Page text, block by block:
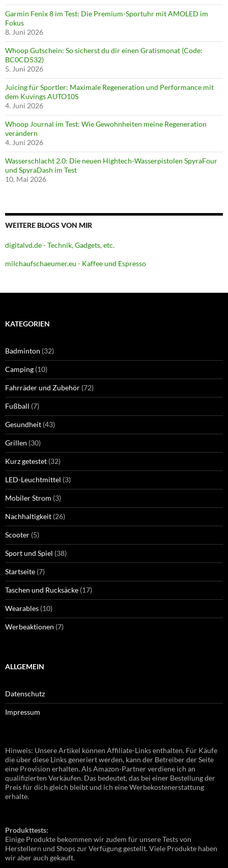
Garmin Fenix 8 im Test: Die Premium-Sportuhr mit AMOLED im
Fokus
8. Juni 2026
Whoop Gutschein: So sicherst du dir einen Gratismonat (Code:
BC0CD532)
5. Juni 2026
Juicing für Sportler: Maximale Regeneration und Performance mit
dem Kuvings AUTO10S
4. Juni 2026
Whoop Journal im Test: Wie Gewohnheiten meine Regeneration
verändern
4. Juni 2026
Wasserschlacht 2.0: Die neuen Hightech-Wasserpistolen SpyraFour
und SpyraDash im Test
10. Mai 2026
WEITERE BLOGS VON MIR
digitalvd.de - Technik, Gadgets, etc.
milchaufschaeumer.eu - Kaffee und Espresso
KATEGORIEN
Badminton (32)
Camping (10)
Fahrräder und Zubehör (72)
Fußball (7)
Gesundheit (43)
Grillen (30)
Kurz getestet (32)
LED-Leuchtmittel (3)
Mobiler Strom (3)
Nachhaltigkeit (26)
Scooter (5)
Sport und Spiel (38)
Startseite (7)
Taschen und Rucksäcke (17)
Wearables (10)
Werbeaktionen (7)
ALLGEMEIN
Datenschutz
Impressum
Hinweis: Unsere Artikel können Affiliate-Links enthalten. Für Käufe
die über diese Links generiert werden, kann der Betreiber der Seite
eine Provision erhalten. Als Amazon-Partner verdiene ich an
qualifizierten Verkäufen. Das bedeutet, das bei einer Bestellung der
Preis für dich gleich bleibt und ich eine Werbekostenerstattung
erhalte.
Produkttests:
Einige Produkte bekommen wir zudem für unsere Tests von
Herstellern und Shops zur Verfügung gestellt. Viele Produkte haben
wir aber auch gekauft.